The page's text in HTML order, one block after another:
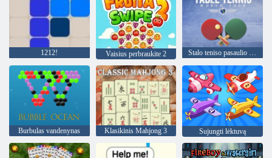
1212! Vaisius perbraukite 2 Stalo teniso pasaulio turas
Burbulas vandenynas Klasikinis Mahjong 3 Sujungti lėktuvą